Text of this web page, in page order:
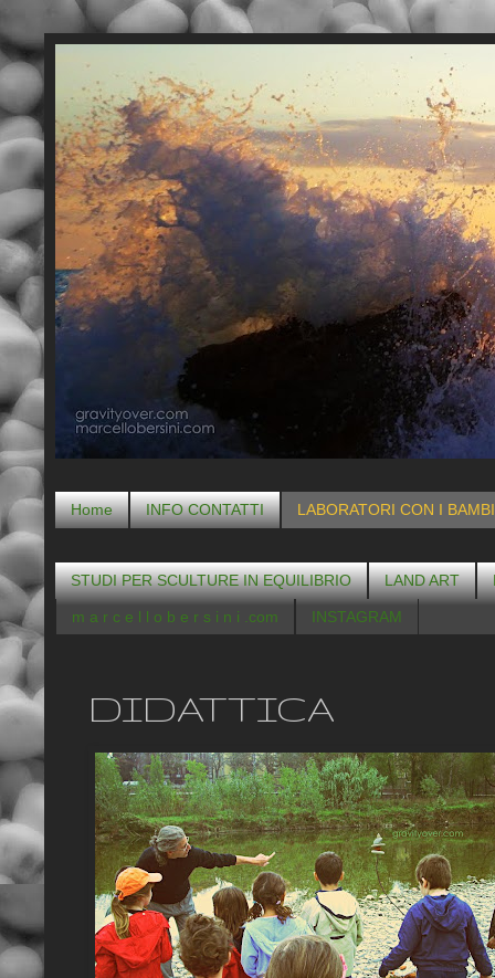
Home INFO CONTATTI LABORATORI CON I
STUDI PER SCULTURE IN EQUILIBRIO LAND ART
m a r c e l l o b e r s i n i .com INSTAGRAM
DIDATTICA